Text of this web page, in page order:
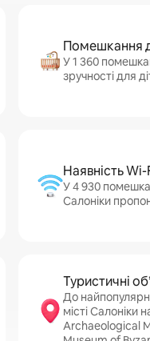
Помешкання
У 1 360
зручності для
Наявність Wi-
У 4 930
Салоніки
Туристичні
До
місті Салоніки
Archaeological